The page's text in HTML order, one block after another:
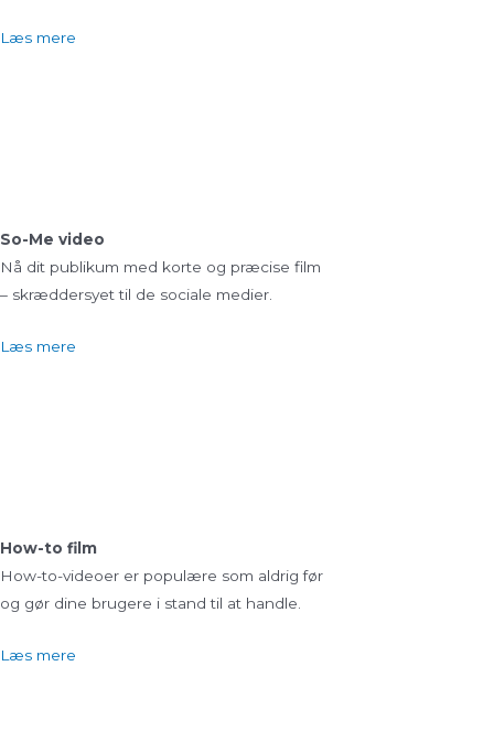
Læs mere
So-Me video
Nå dit publikum med korte og præcise film
– skræddersyet til de sociale medier.
Læs mere
How-to film
How-to-videoer er populære som aldrig før
og gør dine brugere i stand til at handle.
Læs mere